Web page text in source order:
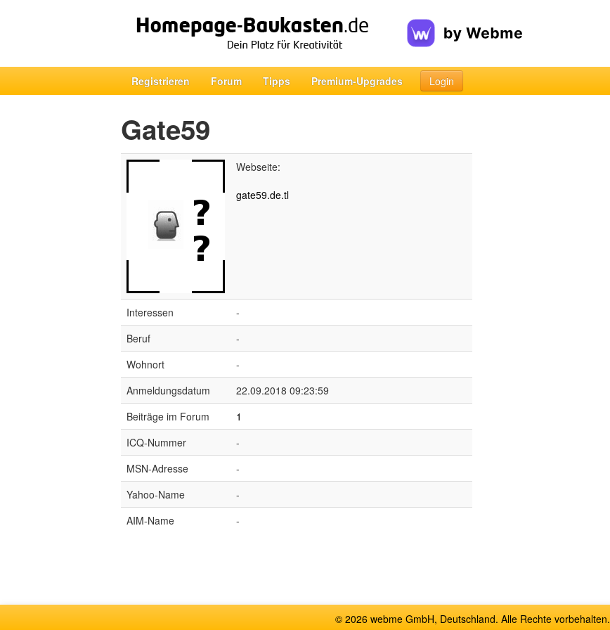
Registrieren Forum Tipps Premium-Upgrades Login
Gate59
Webseite:
gate59.de.tl
Interessen
-
Beruf
-
Wohnort
-
Anmeldungsdatum
22.09.2018 09:23:59
Beiträge im Forum
1
ICQ-Nummer
-
MSN-Adresse
-
Yahoo-Name
-
AIM-Name
-
© 2026 webme GmbH, Deutschland. Alle Rechte vorbehalten.